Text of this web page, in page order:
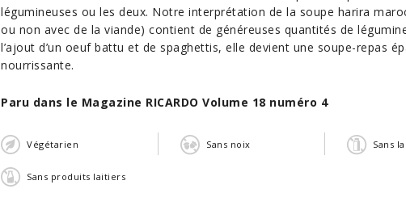
légumineuses ou les deux. Notre interprétation de la soupe harira
ou non avec de la viande) contient de généreuses quantités de
l’ajout d’un oeuf battu et de spaghettis, elle devient une soupe-repas
nourrissante.
Paru dans le Magazine RICARDO Volume 18 numéro 4
Végétarien Sans noix Sans
Sans produits laitiers